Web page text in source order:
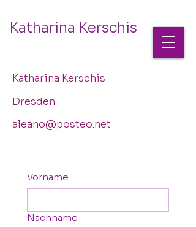
Katharina Kerschis
Katharina Kerschis
Dresden
aleano@posteo.net
Vorname
Nachname